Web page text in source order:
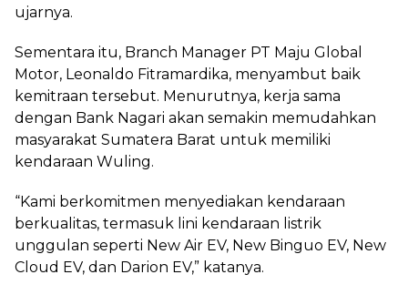
ujarnya.
Sementara itu, Branch Manager PT Maju Global
Motor, Leonaldo Fitramardika, menyambut baik
kemitraan tersebut. Menurutnya, kerja sama
dengan Bank Nagari akan semakin memudahkan
masyarakat Sumatera Barat untuk memiliki
kendaraan Wuling.
“Kami berkomitmen menyediakan kendaraan
berkualitas, termasuk lini kendaraan listrik
unggulan seperti New Air EV, New Binguo EV, New
Cloud EV, dan Darion EV,” katanya.